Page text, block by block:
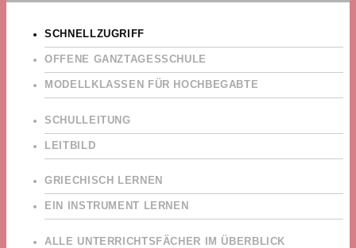
SCHNELLZUGRIFF
OFFENE GANZTAGESSCHULE
MODELLKLASSEN FÜR HOCHBEGABTE
SCHULLEITUNG
LEITBILD
GRIECHISCH LERNEN
EIN INSTRUMENT LERNEN
ALLE UNTERRICHTSFÄCHER IM ÜBERBLICK